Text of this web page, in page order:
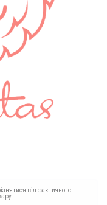
від фактичного